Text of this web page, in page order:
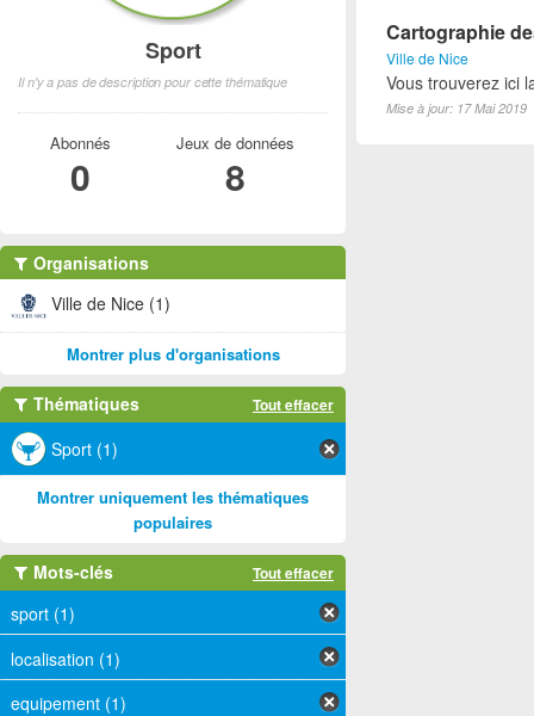
Cartographie
Ville de Nice
Vous trouverez ici
Mise à jour: 17 Mai 2019
Sport
Il n'y a pas de description pour cette thématique
Abonnés
0
Jeux de données
8
Organisations
Ville de Nice (1)
Montrer plus d'organisations
Thématiques Tout effacer
Sport (1)
Montrer uniquement les thématiques
populaires
Mots-clés Tout effacer
sport (1)
localisation (1)
equipement (1)